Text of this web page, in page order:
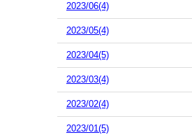
2023/06(4)
2023/05(4)
2023/04(5)
2023/03(4)
2023/02(4)
2023/01(5)